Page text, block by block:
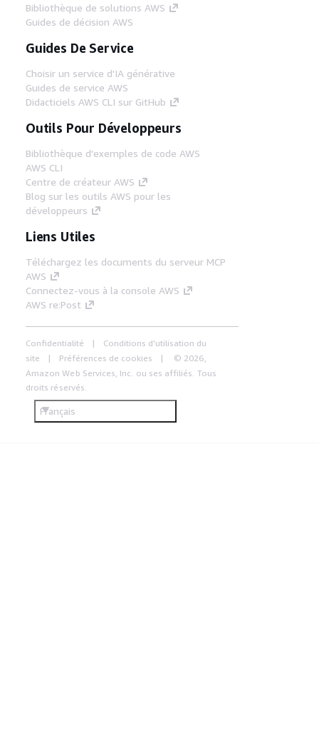
Bibliothèque de solutions AWS
Guides de décision AWS
Guides De Service
Choisir un service d'IA générative
Guides de service AWS
Didacticiels AWS CLI sur GitHub
Outils Pour Développeurs
Bibliothèque d'exemples de code AWS
AWS CLI
Centre de créateur AWS
Blog sur les outils AWS pour les
développeurs
Liens Utiles
Téléchargez les documents du serveur MCP
AWS
Connectez-vous à la console AWS
AWS re:Post
Confidentialité
Conditions d'utilisation du
site
Préférences de cookies
© 2026,
Amazon Web Services, Inc. ou ses affiliés. Tous
droits réservés.
Français